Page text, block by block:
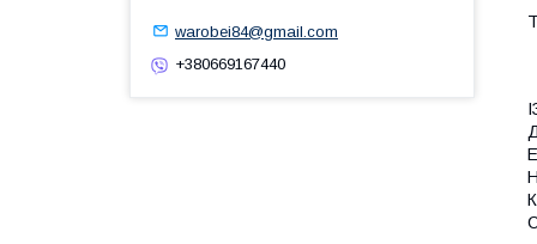
warobei84@gmail.com
+380669167440